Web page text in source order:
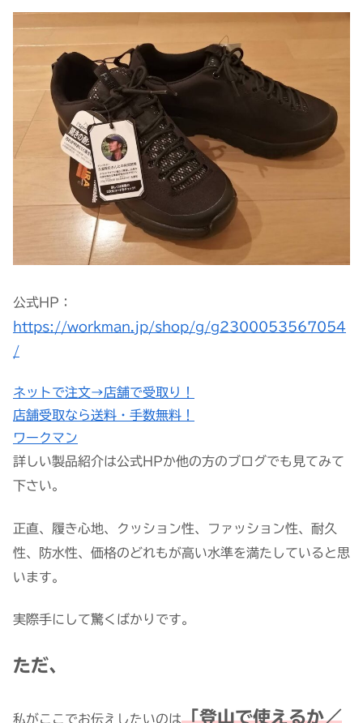
公式HP：
https://workman.jp/shop/g/g2300053567054
/
ネットで注文→店舗で受取り！
店舗受取なら送料・手数無料！
ワークマン
詳しい製品紹介は公式HPか他の方のブログでも見てみて
下さい。
正直、履き心地、クッション性、ファッション性、耐久
性、防水性、価格のどれもが高い水準を満たしていると思
います。
実際手にして驚くばかりです。
ただ、
私がここでお伝えしたいのは「登山で使えるか／